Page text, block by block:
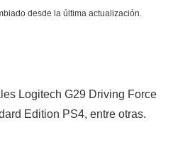
desde la última actualización.
Logitech G29 Driving Force
Edition PS4, entre otras.